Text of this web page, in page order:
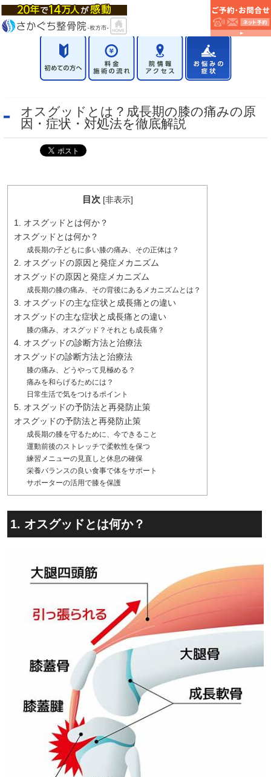
​オスグッドとは？成長期の膝の痛みの原
因・症状・対処法を徹底解説​
目次 [非表示]
1. オスグッドとは何か？
オスグッドとは何か？
成長期の子どもに多い膝の痛み、その正体は？
2. オスグッドの原因と発症メカニズム
オスグッドの原因と発症メカニズム
成長期の膝の痛み、その背後にあるメカニズムとは？
3. オスグッドの主な症状と成長痛との違い
オスグッドの主な症状と成長痛との違い
膝の痛み、オスグッド？それとも成長痛？
4. オスグッドの診断方法と治療法
オスグッドの診断方法と治療法
膝の痛み、どうやって見極める？
痛みを和らげるためには？
日常生活で気をつけるポイント
5. オスグッドの予防法と再発防止策
オスグッドの予防法と再発防止策
成長期の膝を守るために、今できること
運動前後のストレッチで柔軟性を保つ
練習メニューの見直しと休息の確保
栄養バランスの良い食事で体をサポート
サポーターの活用で膝を保護
1. オスグッドとは何か？